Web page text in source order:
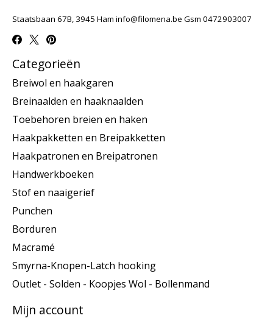
Staatsbaan 67B, 3945 Ham info@filomena.be Gsm 0472903007
Categorieën
Breiwol en haakgaren
Breinaalden en haaknaalden
Toebehoren breien en haken
Haakpakketten en Breipakketten
Haakpatronen en Breipatronen
Handwerkboeken
Stof en naaigerief
Punchen
Borduren
Macramé
Smyrna-Knopen-Latch hooking
Outlet - Solden - Koopjes Wol - Bollenmand
Mijn account